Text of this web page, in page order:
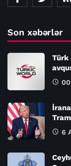
Son xəbərlər
Türk
6